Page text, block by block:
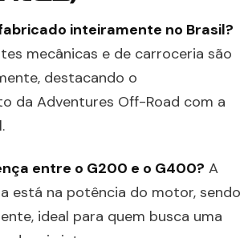
inteiramente no Brasil?
mecânicas e de carroceria são
destacando o
da Adventures Off-Road com a
entre o G200 e o G400? A
está na potência do motor, sendo
ideal para quem busca uma